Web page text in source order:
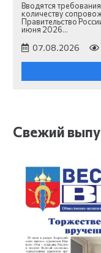
Вводятся
количеству
Правительство
июня 2026…
07.08.2026
Свежий